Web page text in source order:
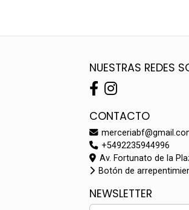
NUESTRAS REDES
CONTACTO
+5492235944996
Av. Fortunato de la
Botón de
NEWSLETTER